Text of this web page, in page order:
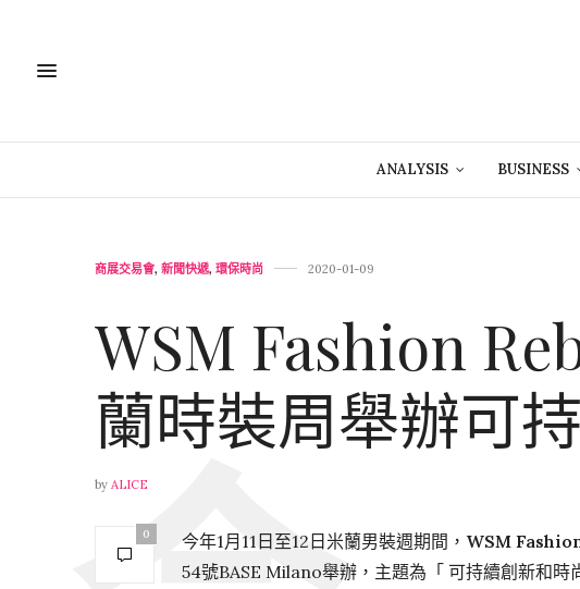
ANALYSIS BUSINESS
商展交易會, 新聞快遞, 環保時尚 2020-01-09
WSM Fashion
蘭時裝周舉辦可
by ALICE
0 今年1月11日至12日米蘭男裝週期間， WSM
54號BASE Milano舉辦，主題為「 可持續創新和